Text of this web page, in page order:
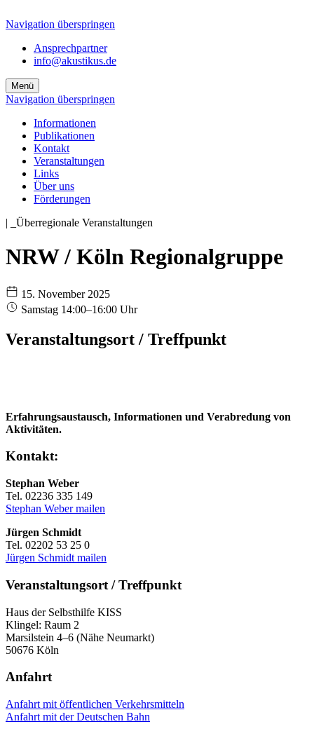
Navigation überspringen
Ansprechpartner
info@akustikus.de
Menü
Navigation überspringen
Informationen
Publikationen
Kontakt
Veranstaltungen
Links
Über uns
Förderungen
|
_Überregionale Veranstaltungen
NRW / Köln Regionalgruppe
15. November 2025
Samstag 14:00–16:00 Uhr
Veranstaltungsort / Treffpunkt
Erfahrungsaustausch, Informationen und Verabredung von
Aktivitäten.
Kontakt:
Stephan Weber
Tel. 02236 335 149
Stephan Weber mailen
Jürgen Schmidt
Tel. 02202 53 25 0
Jürgen Schmidt mailen
Veranstaltungsort / Treffpunkt
Haus der Selbsthilfe KISS
Klingel: Raum 2
Marsilstein 4–6 (Nähe Neumarkt)
50676 Köln
Anfahrt
Anfahrt mit öffentlichen Verkehrsmitteln
Anfahrt mit der Deutschen Bahn